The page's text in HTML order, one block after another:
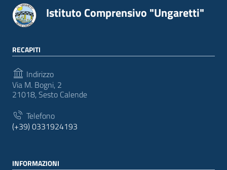
Istituto Comprensivo "Ungaretti"
RECAPITI
Indirizzo
Via M. Bogni, 2
21018, Sesto Calende
Telefono
(+39) 0331924193
INFORMAZIONI